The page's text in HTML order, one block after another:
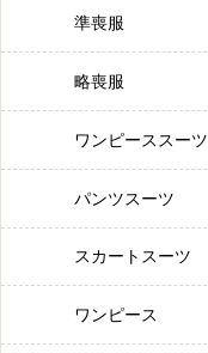
準喪服
略喪服
ワンピーススーツ
パンツスーツ
スカートスーツ
ワンピース